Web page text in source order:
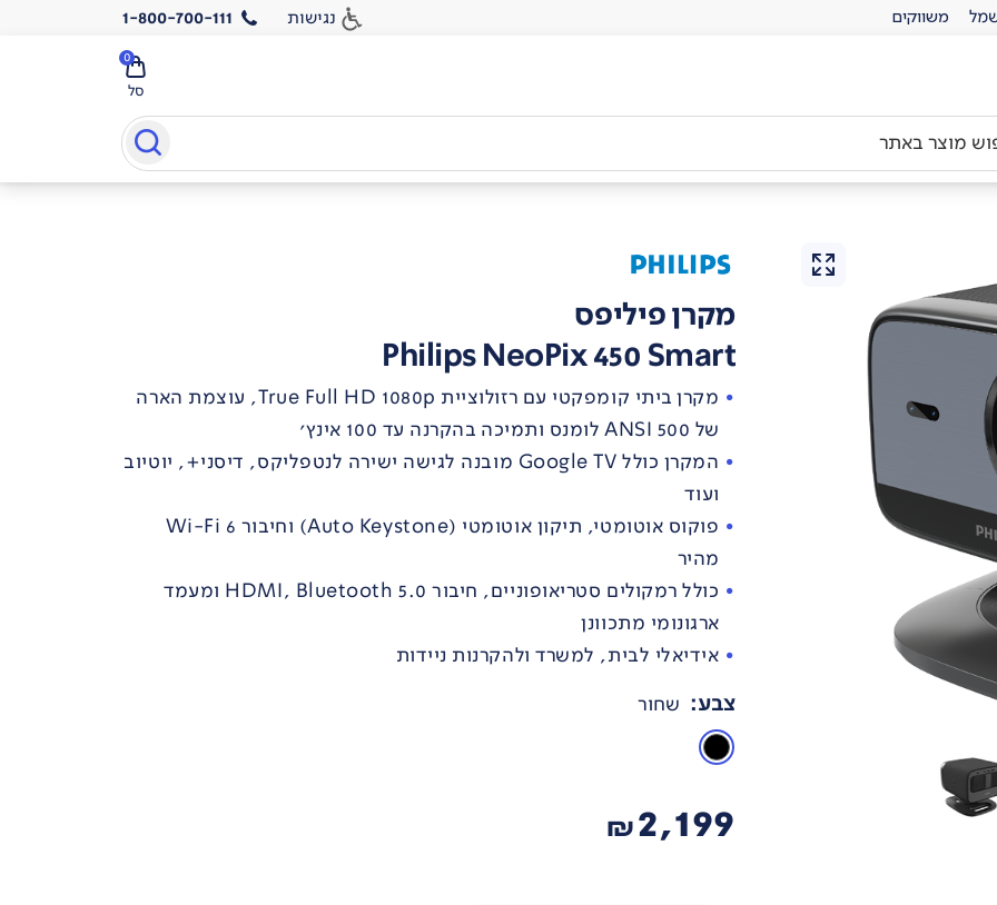
נגישות 1-800-700-111
סל
0
מקרן פיליפס
Philips NeoPix 450 Smart
מקרן ביתי קומפקטי עם רזולוציית True Full HD 1080p, עוצמת הארה
של 500 ANSI לומנס ותמיכה בהקרנה עד 100 אינץ’
המקרן כולל Google TV מובנה לגישה ישירה לנטפליקס, דיסני+, יוטיוב
ועוד
פוקוס אוטומטי, תיקון אוטומטי (Auto Keystone) וחיבור Wi-Fi 6
מהיר
כולל רמקולים סטריאופוניים, חיבור HDMI, Bluetooth 5.0 ומעמד
ארגונומי מתכוונן
אידיאלי לבית, למשרד ולהקרנות ניידות
צבע: שחור
2,199
₪
משווקים